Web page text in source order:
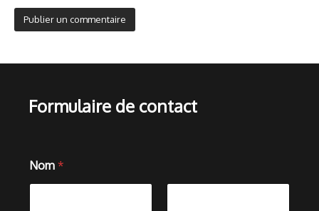
Formulaire de contact
Nom *